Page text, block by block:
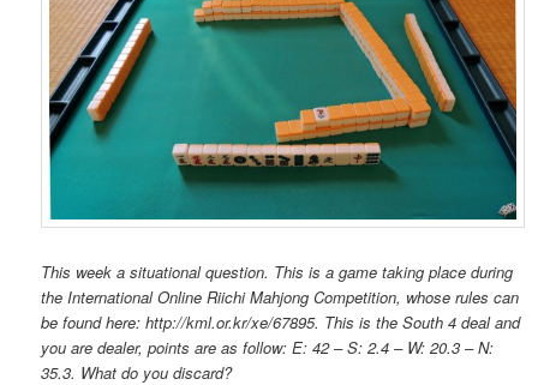
This week a situational question. This is a game taking place during
the International Online Riichi Mahjong Competition, whose rules can
be found here: http://kml.or.kr/xe/67895. This is the South 4 deal and
you are dealer, points are as follow: E: 42 – S: 2.4 – W: 20.3 – N:
35.3. What do you discard?